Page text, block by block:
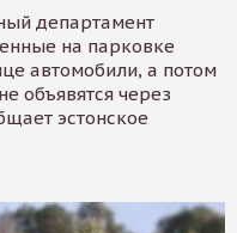
департамент
на парковке
автомобили, а потом
объявятся через
эстонское